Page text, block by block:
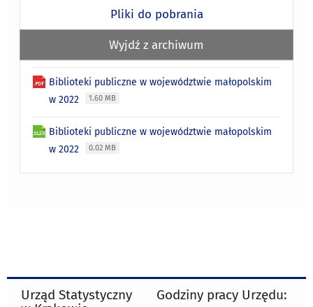
Pliki do pobrania
Wyjdź z archiwum
Biblioteki publiczne w województwie małopolskim
w 2022
1.60 MB
Biblioteki publiczne w województwie małopolskim
w 2022
0.02 MB
Urząd Statystyczny
Godziny pracy Urzędu: